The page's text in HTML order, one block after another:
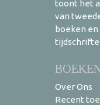
toont het
van
boeken en
Over Ons
Recent